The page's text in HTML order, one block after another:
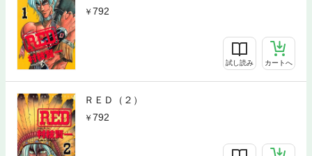
792
試し読み カートへ
ＲＥＤ（２）
792